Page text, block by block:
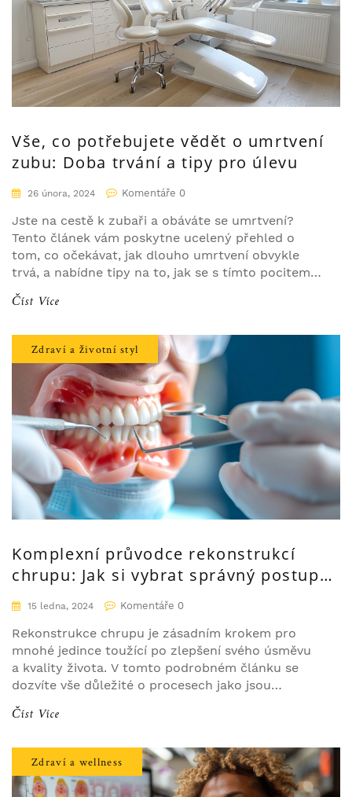
Vše, co potřebujete vědět o umrtvení
zubu: Doba trvání a tipy pro úlevu
26 února, 2024 Komentáře 0
Jste na cestě k zubaři a obáváte se umrtvení?
Tento článek vám poskytne ucelený přehled o
tom, co očekávat, jak dlouho umrtvení obvykle
trvá, a nabídne tipy na to, jak se s tímto pocitem
ale i praktické rady, které vám pomohou zvládat
Číst Více
Zdraví a životní styl
Komplexní průvodce rekonstrukcí
chrupu: Jak si vybrat správný postup a
co očekávat
15 ledna, 2024 Komentáře 0
Rekonstrukce chrupu je zásadním krokem pro
mnohé jedince toužící po zlepšení svého úsměvu
a kvality života. V tomto podrobném článku se
dozvíte vše důležité o procesech jako jsou
vám, jak najít toho správného specialistu, jak
po-procedurální péči, aby výsledek byl co
nejlepší. Získáte také užitečné tipy pro udržení
dlouhodobého úspěchu rekonstrukce chrupu.
Číst Více
Zdraví a wellness